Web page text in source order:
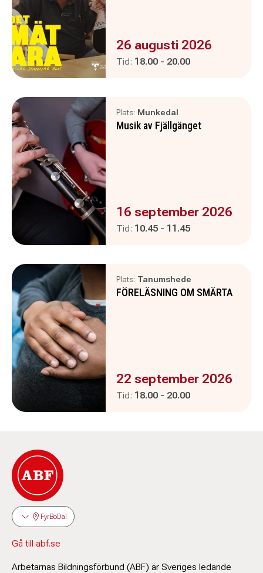
Evenemanget är :
26 augusti 2026
Tid: Pågår mellan
18.00 - och
20.00
Plats: Munkedal
Musik av Fjällgänget
Evenemanget är :
16 september 2026
Tid: Pågår mellan
10.45 - och
11.45
Plats: Tanumshede
FÖRELÄSNING OM SMÄRTA
Evenemanget är :
22 september 2026
Tid: Pågår mellan
18.00 - och
20.00
FyrBoDal
Gå till abf.se
Arbetarnas Bildningsförbund (ABF) är Sveriges ledande